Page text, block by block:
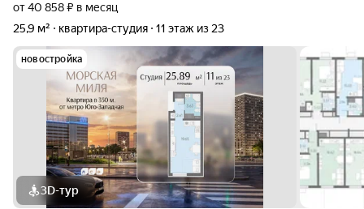
от 40 858 ₽ в месяц
25,9 м²
квартира-студия 11 этаж из 23
новостройка
3D-тур